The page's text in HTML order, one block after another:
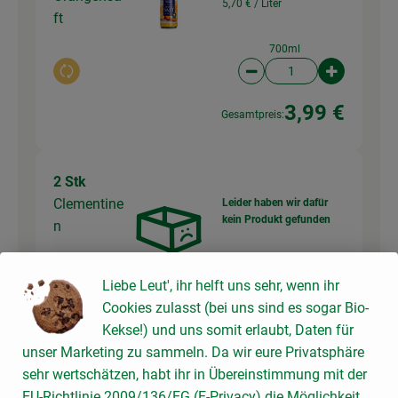
ft
Auswahl ändern
5,70 € / Liter
700ml
Artikelanzahl
Gesamtpreis:3,99 €
2 Stk
Clementine
n
Auswahl ändern
Leider haben wir dafür
kein Produkt gefunden
250 g
Mascarpo
ne
15,56 € /kg
Liebe Leut', ihr helft uns sehr, wenn ihr
Cookies zulasst (bei uns sind es sogar Bio-
Kekse!) und uns somit erlaubt, Daten für
unser Marketing zu sammeln. Da wir eure Privatsphäre
sehr wertschätzen, habt ihr in Übereinstimmung mit der